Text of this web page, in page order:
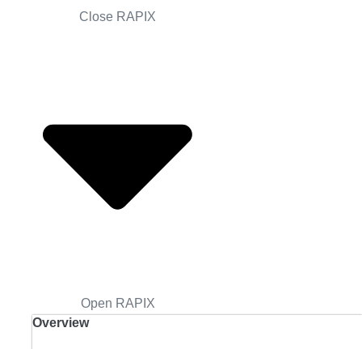
Close RAPIX
Open RAPIX
Overview